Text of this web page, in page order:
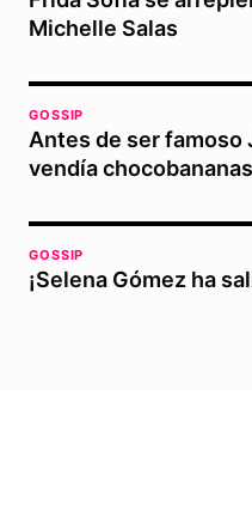
Michelle Salas
GOSSIP
Antes de ser famoso
vendía chocobananas
GOSSIP
¡Selena Gómez ha